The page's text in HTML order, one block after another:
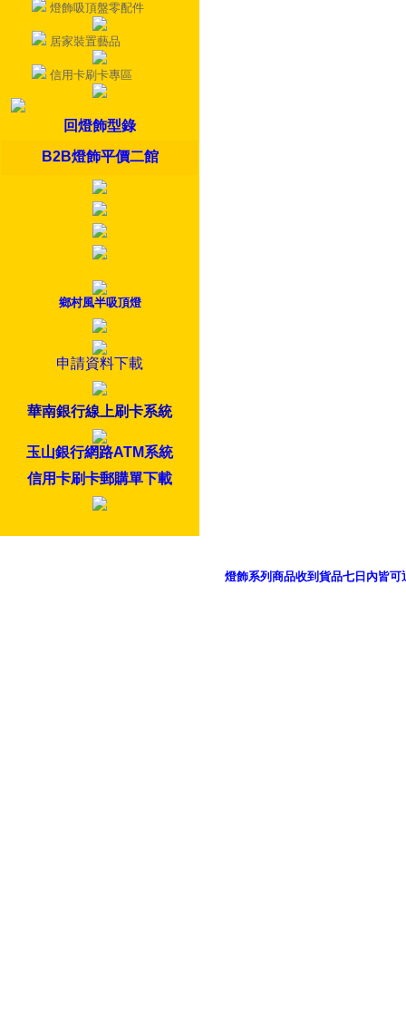
燈飾吸頂盤零配件
居家裝置藝品
信用卡刷卡專區
回燈飾型錄
B2B燈飾平價二館
鄉村風半吸頂燈
申請資料下載
華南銀行線上刷卡系統
玉山銀行網路ATM系統
信用卡刷卡郵購單下載
燈飾系列商品收到貨品七日內皆